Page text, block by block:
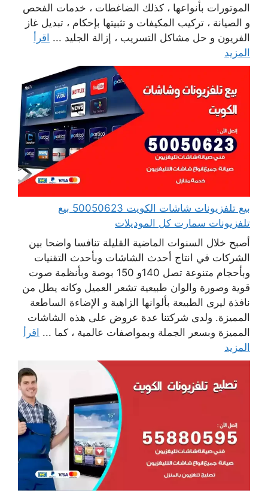
الموتورات بأنواعها ، كذلك الضاغطات ، خدمات الفحص
و الصيانة ، تركيب المكيفات و تثبيتها بإحكام ، تبديل غاز
الفريون و حل مشاكل التسريب ، إزالة الجليد ... اقرأ
المزيد
بيع تلفزيونات شاشات الكويت 50050623 بيع
تلفزيونات سمارت كل الموديلات
أصبح خلال السنوات الماضية القليلة تنافسا واضحا بين
الشركات في انتاج أحدث الشاشات وبأحدث التقنيات
وبأحجام متنوعة تصل 140و 150 بوصة وبأنظمة صوت
قوية وصورة والوان طبيعية تشعر العميل وكانه يطل من
نافذة ليرى الطبيعة بألوانها الزاهية و الإضاءة الساطعة
المميزة. ولدى شركتنا عدة عروض على هذه الشاشات
المميزة وبسعر الجملة وبمواصفات عالمية ، كما ... اقرأ
المزيد